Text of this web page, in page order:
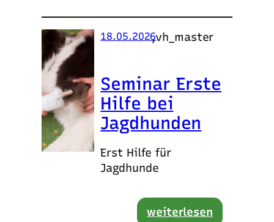
18.05.2026
,vh_master
Seminar Erste
Hilfe bei
Jagdhunden
Erst Hilfe für
Jagdhunde
weiterlesen